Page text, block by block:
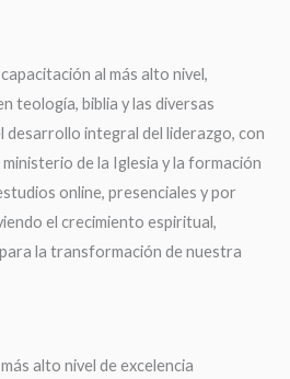
al más alto nivel,
teología, biblia y las diversas
desarrollo integral del liderazgo, con
de la Iglesia y la formación
online, presenciales y por
el crecimiento espiritual,
la transformación de nuestra
alto nivel de excelencia